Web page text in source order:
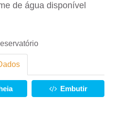
de água disponível
Embutir